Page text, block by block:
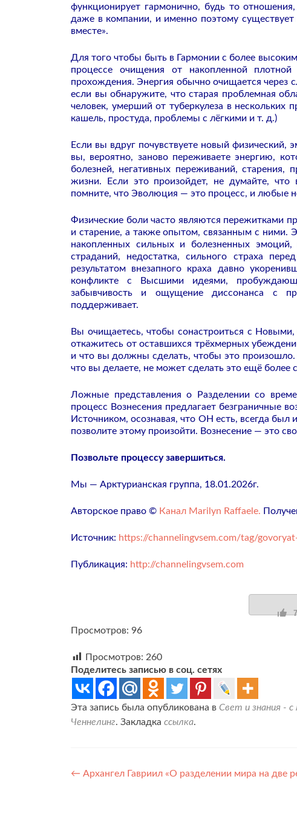
функционирует гармонично, будь то
даже в компании, и именно поэтому
вместе».
Для того чтобы быть в Гармонии с более
процессе очищения от накопленной
прохождения. Энергия обычно очищается через
если вы обнаружите, что старая проблемная
человек, умерший от туберкулеза в
кашель, простуда, проблемы с лёгкими и т. д.)
Если вы вдруг почувствуете новый
вы, вероятно, заново переживаете энергию,
болезней, негативных переживаний,
жизни. Если это произойдет, не думайте, что
помните, что Эволюция — это процесс, и любые
Физические боли часто являются пережитками
и старение, а также опытом, связанным с ними.
накопленных сильных и болезненных
страданий, недостатка, сильного страха
результатом внезапного краха давно
конфликте с Высшими идеями,
забывчивость и ощущение диссонанса с
поддерживает.
Вы очищаетесь, чтобы сонастроиться с
откажитесь от оставшихся трёхмерных
и что вы должны сделать, чтобы это произошло.
что вы делаете, не может сделать это ещё более
Ложные представления о Разделении со
процесс Вознесения предлагает безграничные
Источником, осознавая, что ОН есть, всегда
позволите этому произойти. Вознесение — это
Позвольте процессу завершиться.
Мы — Арктурианская группа, 18.01.2026г.
Авторское право © Канал Marilyn Raffaele.
Источник: https://channelingvsem.com/tag/
Публикация: http://channelingvsem.com
7
Просмотров: 96
Просмотров: 260
Поделитесь записью в соц. сетях
Эта запись была опубликована в Свет и знания -
Ченнелинг. Закладка ссылка.
Навигация
← Архангел Гавриил «О разделении мира на две